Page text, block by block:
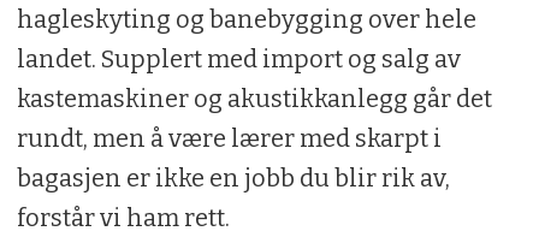
hagleskyting og banebygging over hele
landet. Supplert med import og salg av
kastemaskiner og akustikkanlegg går det
rundt, men å være lærer med skarpt i
bagasjen er ikke en jobb du blir rik av,
forstår vi ham rett.